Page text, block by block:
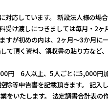
対応しています。 新設法人様の場
受け渡しにつきましては毎月・2
すが初めの内は、2ヶ月～3か月に
て頂く資料、領収書の貼り方など
円 6人以上、5人ごとに5,000円加
除等申告書を記載頂きます。 記入
をいたします。 法定調書合計表